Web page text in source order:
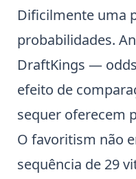
Dificilmente uma
probabilidades.
DraftKings —
efeito de
sequer oferecem
O favoritism não
sequência de 29